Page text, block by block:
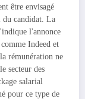
être envisagé
du candidat. La
l'annonce
Indeed et
rémunération ne
secteur des
salarial
pour ce type de